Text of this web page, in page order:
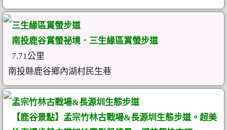
三生緣區賞螢步道
南投鹿谷賞螢祕境．三生緣區賞螢步道
7.71公里
南投縣鹿谷鄉內湖村民生巷
孟宗竹林古戰場&長源圳生態步道
【鹿谷景點】孟宗竹林古戰場&長源圳生態步道。超美